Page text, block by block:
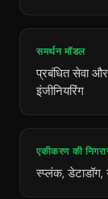
समर्थन मॉडल
प्रबंधित सेवा
इंजीनियरिंग
एकीकरण की
स्प्लंक, डेटाडॉग,